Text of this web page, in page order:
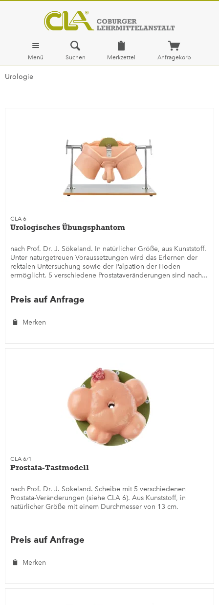
Menü Suchen Merkzettel Anfragekorb
Urologie
CLA 6
Urologisches Übungsphantom
nach Prof. Dr. J. Sökeland. In natürlicher Größe, aus Kunststoff.
Unter naturgetreuen Voraussetzungen wird das Erlernen der
rektalen Untersuchung sowie der Palpation der Hoden
ermöglicht. 5 verschiedene Prostataveränderungen sind nach...
Preis auf Anfrage
Merken
CLA 6/1
Prostata-Tastmodell
nach Prof. Dr. J. Sökeland. Scheibe mit 5 verschiedenen
Prostata-Veränderungen (siehe CLA 6). Aus Kunststoff, in
natürlicher Größe mit einem Durchmesser von 13 cm.
Preis auf Anfrage
Merken